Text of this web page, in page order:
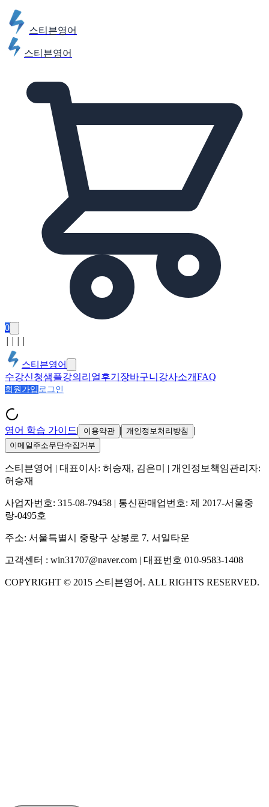
스티븐영어
스티븐영어
0
스티븐영어
수강신청샘플강의 리얼후기 장바구니 강사소개FAQ
회원가입 로그인
영어 학습 가이드| 이용약관 | 개인정보처리방침 |
이메일주소무단수집거부
스티븐영어 | 대표이사: 허승재, 김은미
| 개인정보책임관리자:
허승재
사업자번호: 315-08-79458 | 통신판매업번호: 제 2017-서울중
랑-0495호
주소: 서울특별시 중랑구 상봉로 7, 서일타운
고객센터 : win31707@naver.com | 대표번호 010-9583-1408
COPYRIGHT © 2015 스티븐영어 . ALL RIGHTS RESERVED.